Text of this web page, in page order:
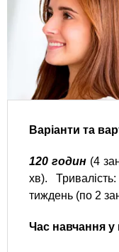
Варіанти та
120 годин (4
хв).
тиждень (по 2
Час навчання у